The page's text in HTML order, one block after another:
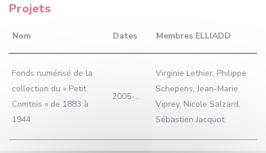
Projets
Nom Dates Membres ELLIADD
Fonds numérisé de la
collection du « Petit
Comtois » de 1883 à
1944
2005-...
Virginie Lethier, Philippe
Schepens, Jean-Marie
Viprey, Nicole Salzard,
Sébastien Jacquot